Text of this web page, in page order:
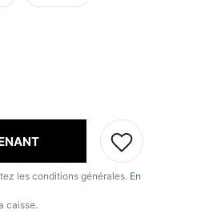
les conditions générales. En
caisse.